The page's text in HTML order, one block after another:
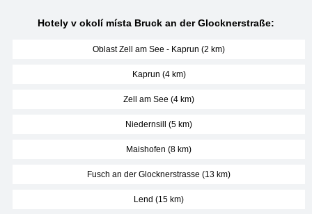
Hotely v okolí místa Bruck an der Glocknerstraße:
Oblast Zell am See - Kaprun (2 km)
Kaprun (4 km)
Zell am See (4 km)
Niedernsill (5 km)
Maishofen (8 km)
Fusch an der Glocknerstrasse (13 km)
Lend (15 km)